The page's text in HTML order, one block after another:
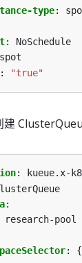
type:
:
NoSchedule
spot
: "true"
:
kueue.x-
:
research-pool
: